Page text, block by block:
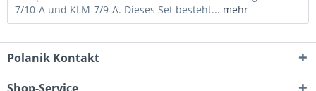
7/10-A und KLM-7/9-A. Dieses Set besteht... mehr
Polanik Kontakt